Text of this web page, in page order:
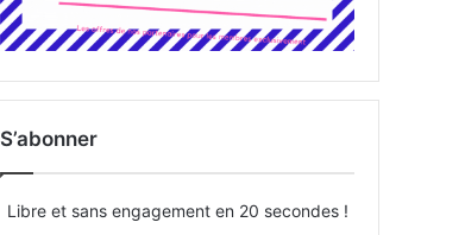
S’abonner
Libre et sans engagement en 20 secondes !